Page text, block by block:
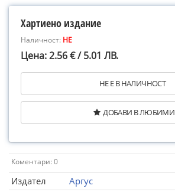
Хартиено издание
Наличност: НЕ
Цена: 2.56 € / 5.01 ЛВ.
НЕ Е В НАЛИЧНОСТ
ДОБАВИ В ЛЮБИМИ
Коментари: 0
Издател
Аргус